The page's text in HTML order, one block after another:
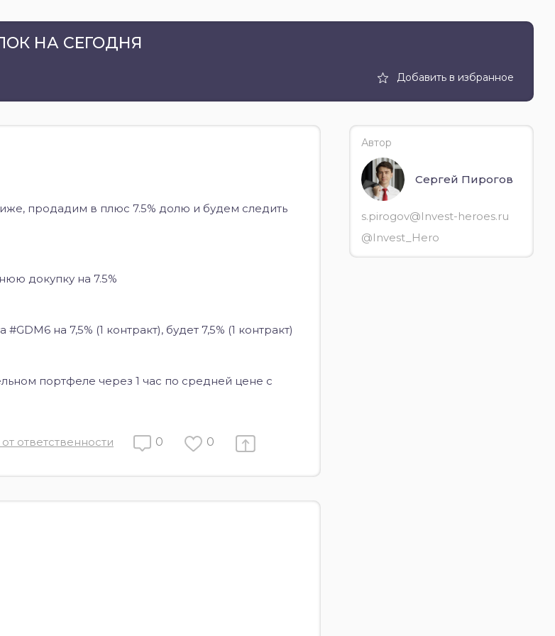
НА СЕГОДНЯ
Добавить в избранное
продадим в плюс 7.5% долю и будем следить
докупку на 7.5%
на 7,5% (1 контракт), будет 7,5% (1 контракт)
портфеле через 1 час по средней цене с
ответственности 0 0
Автор
Сергей Пирогов
s.pirogov@Invest-heroes.ru
@Invest_Hero